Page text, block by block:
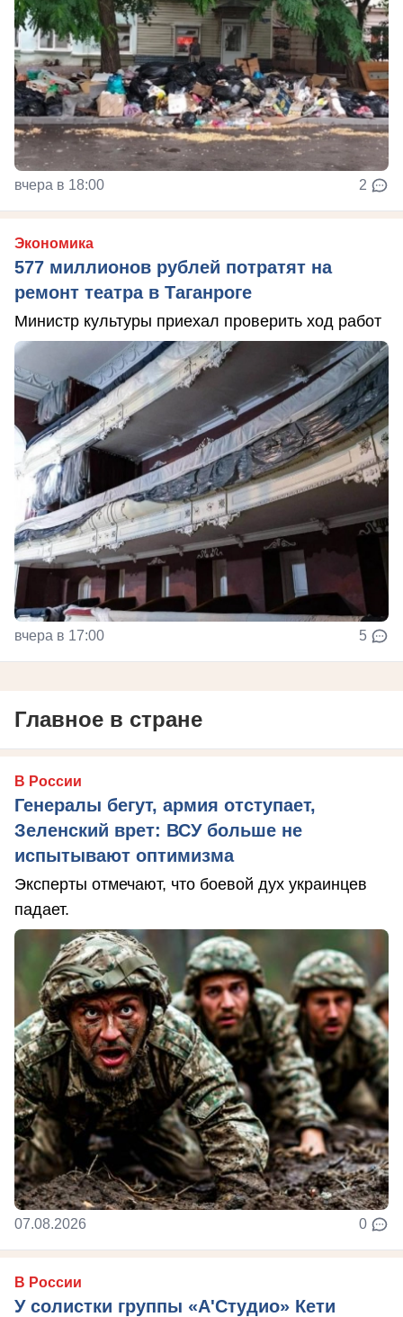
вчера в 18:00 2
Экономика
577 миллионов рублей потратят на
ремонт театра в Таганроге
Министр культуры приехал проверить ход работ
вчера в 17:00 5
Главное в стране
В России
Генералы бегут, армия отступает,
Зеленский врет: ВСУ больше не
испытывают оптимизма
Эксперты отмечают, что боевой дух украинцев
падает.
07.08.2026 0
В России
У солистки группы «А'Студио» Кети